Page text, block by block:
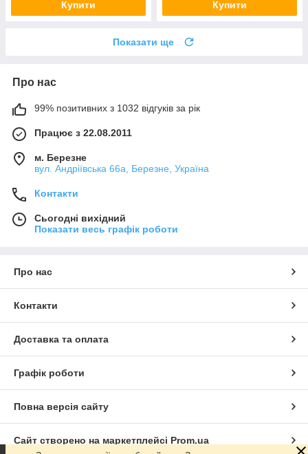
Купити Купити
Показати ще
Про нас
99% позитивних з 1032 відгуків за рік
Працює з 22.08.2011
м. Березне
вул. Андріївська 66а, Березне, Україна
Контакти
Сьогодні вихідний
Показати весь графік роботи
Про нас
Контакти
Доставка та оплата
Графік роботи
Повна версія сайту
Сайт створено на маркетплейсі Prom.ua